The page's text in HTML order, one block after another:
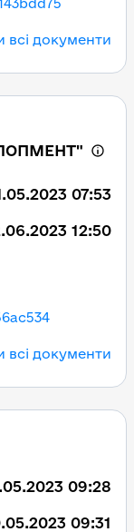
всі документи
07:53
12:50
всі документи
09:28
09:31